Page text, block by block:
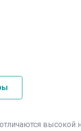
высокой